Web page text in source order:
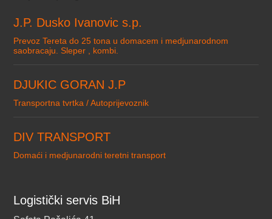
J.P. Dusko Ivanovic s.p.
Prevoz Tereta do 25 tona u domacem i medjunarodnom
saobracaju. Sleper , kombi.
DJUKIC GORAN J.P
Transportna tvrtka / Autoprijevoznik
DIV TRANSPORT
Domaći i medjunarodni teretni transport
Logistički servis BiH